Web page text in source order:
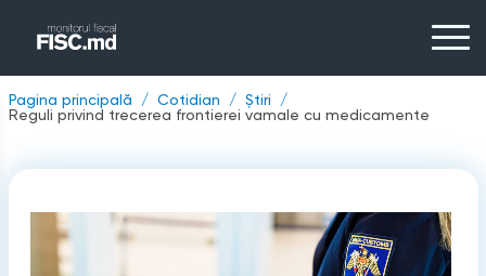
Pagina principală Cotidian
Știri
Reguli privind trecerea frontierei vamale cu medicamente